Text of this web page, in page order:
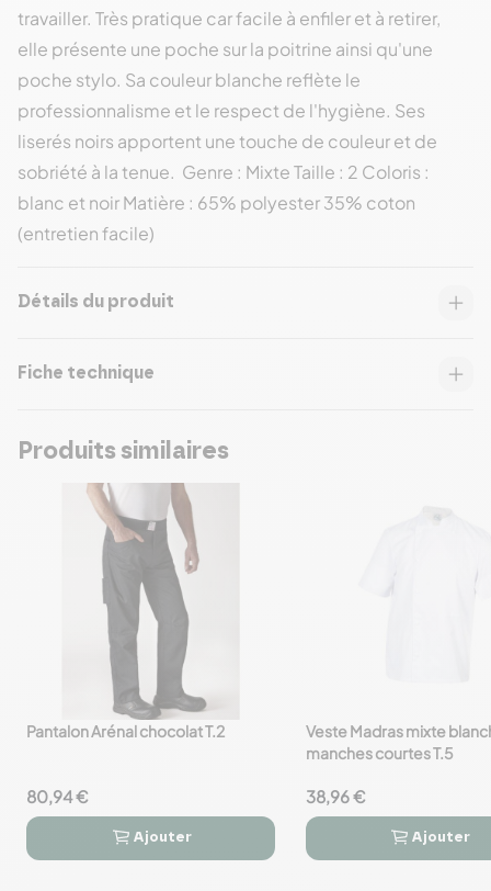
travailler. Très pratique car facile à enfiler et à retirer,
elle présente une poche sur la poitrine ainsi qu'une
poche stylo. Sa couleur blanche reflète le
professionnalisme et le respect de l'hygiène. Ses
liserés noirs apportent une touche de couleur et de
sobriété à la tenue. Genre : Mixte Taille : 2 Coloris :
blanc et noir Matière : 65% polyester 35% coton
(entretien facile)
Détails du produit
Fiche technique
Produits similaires
favorite_border
Pantalon Arénal chocolat T.2
80,94 €
 
Ajouter
favorite_border
Veste Madras mixte
manches courtes T.5
38,96 €
 
Ajouter